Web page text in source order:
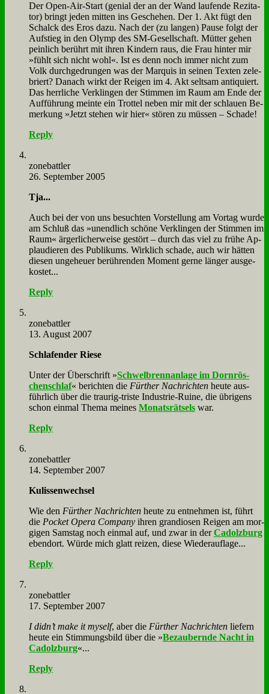
Der Open-Air-Start (ge­ni­al der an der Wand lau­fen­de Re­zi­ta­
tor) bringt je­den mit­ten ins Ge­sche­hen. Der 1. Akt fügt den
Schalck des Eros da­zu. Nach der (zu lan­gen) Pau­se folgt der
Auf­stieg in den Olymp des SM-Ge­sell­schaft. Müt­ter ge­hen
pein­lich be­rührt mit ih­ren Kin­dern raus, die Frau hin­ter mir
»fühlt sich nicht wohl«. Ist es denn noch im­mer nicht zum
Volk durch­ge­drun­gen was der Mar­quis in sei­nen Tex­ten ze­le­
briert? Da­nach wirkt der Rei­gen im 4. Akt selt­sam an­ti­quiert.
Das herr­li­che Ver­klin­gen der Stim­men im Raum am En­de der
Auf­füh­rung mein­te ein Trot­tel ne­ben mir mit der schlau­en Be­
mer­kung »Jetzt ste­hen wir hier« stö­ren zu müs­sen – Scha­de!
Reply
zone­batt­ler
26. September 2005
Tja...
Auch bei der von uns be­such­ten Vor­stel­lung am Vor­tag wur­de
am Schluß das »un­end­lich schö­ne Ver­klin­gen der Stim­men im
Raum« är­ger­li­cher­wei­se ge­stört – durch das viel zu frü­he Ap­
plau­die­ren des Pu­bli­kums. Wirk­lich scha­de, auch wir hät­ten
die­sen un­ge­heu­er be­rüh­ren­den Mo­ment ger­ne län­ger aus­ge­
ko­stet...
Reply
zone­batt­ler
13. August 2007
Schla­fen­der Rie­se
Un­ter der Über­schrift »Schwel­brenn­an­la­ge im Dorn­rös­
chen­schlaf« be­rich­ten die Für­ther Nach­rich­ten heu­te aus­
führ­lich über die trau­rig-tri­ste In­du­strie-Rui­ne, die üb­ri­gens
schon ein­mal The­ma mei­nes Mo­nats­rät­sels war.
Reply
zone­batt­ler
14. September 2007
Ku­lis­sen­wech­sel
Wie den Für­ther Nach­rich­ten heu­te zu ent­neh­men ist, führt
die Pocket Ope­ra Com­pa­ny ih­ren gran­dio­sen Rei­gen am mor­
gi­gen Sams­tag noch ein­mal auf, und zwar in derCa­dolz­burg
eben­dort. Wür­de mich glatt rei­zen, die­se Wie­der­auf­la­ge...
Reply
zone­batt­ler
17. September 2007
I did­n’t make it mys­elf, aber die Für­ther Nach­rich­ten lie­fern
heu­te ein Stim­mungs­bild über die »Be­zau­bern­de Nacht in
Ca­dolz­burg«...
Reply